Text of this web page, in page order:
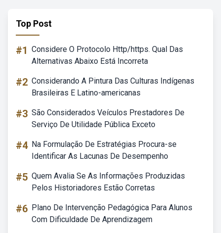
Top Post
#1 Considere O Protocolo Http/https. Qual Das
Alternativas Abaixo Está Incorreta
#2 Considerando A Pintura Das Culturas Indígenas
Brasileiras E Latino-americanas
#3 São Considerados Veículos Prestadores De
Serviço De Utilidade Pública Exceto
#4 Na Formulação De Estratégias Procura-se
Identificar As Lacunas De Desempenho
#5 Quem Avalia Se As Informações Produzidas
Pelos Historiadores Estão Corretas
#6 Plano De Intervenção Pedagógica Para Alunos
Com Dificuldade De Aprendizagem